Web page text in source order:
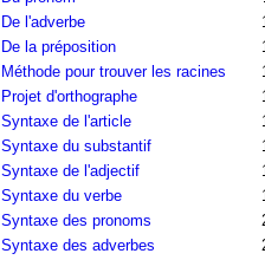
De l'adverbe
De la préposition
Méthode pour trouver les racines
Projet d'orthographe
Syntaxe de l'article
Syntaxe du substantif
Syntaxe de l'adjectif
Syntaxe du verbe
Syntaxe des pronoms
Syntaxe des adverbes